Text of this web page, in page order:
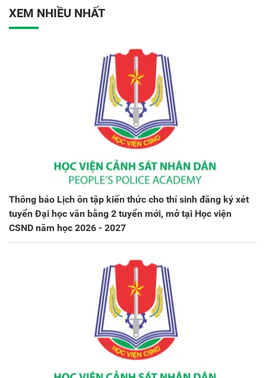
XEM NHIỀU NHẤT
Thông báo Lịch ôn tập kiến thức cho thí sinh đăng ký xét
tuyển Đại học văn bằng 2 tuyển mới, mở tại Học viện
CSND năm học 2026 - 2027